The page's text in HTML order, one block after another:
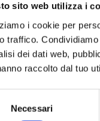
sito web utilizza i
i cookie per
traffico.
dei dati web,
raccolto dal tuo
Necessari